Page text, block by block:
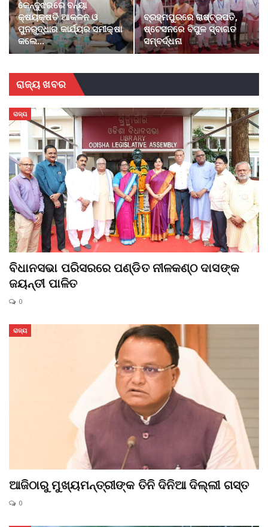
କେନ୍ଦୁଝରରେ ବନ୍ୟା
କ୍ଷୟକ୍ଷତି ଆକଳନ ଓ
ପୁନରୁଦ୍ଧାର କାର୍ଯ୍ୟର ସମୀକ୍ଷା
କଲେ…
ବ୍ରହ୍ମପୁରରେ ରାଷ୍ଟ୍ରପତି,
ଷ୍ଟେସନରେ ବିପୁଳ ସ୍ବାଗତ
ସମ୍ବର୍ଦ୍ଧନା
ରାଜ୍ୟ ଖବର
ରାଜ୍ୟ
ବିଧାନସଭା ପରିସରରେ ପଣ୍ଡିତ ନୀଳକଣ୍ଠ ଦାସଙ୍କ
ଜୟନ୍ତୀ ପାଳିତ
0
ରାଜ୍ୟ
ଆଜିଠାରୁ ମୁଖ୍ୟମନ୍ତ୍ରୀଙ୍କ ତିନି ଦିନିଆ ଦିଲ୍ଲୀ ଗସ୍ତ
0